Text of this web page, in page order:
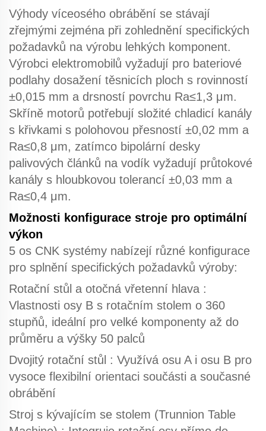
Výhody víceosého obrábění se stávají
zřejmými zejména při zohlednění specifických
požadavků na výrobu lehkých komponent.
Výrobci elektromobilů vyžadují pro bateriové
podlahy dosažení těsnicích ploch s rovinností
±0,015 mm a drsností povrchu Ra≤1,3 μm.
Skříně motorů potřebují složité chladicí kanály
s křivkami s polohovou přesností ±0,02 mm a
Ra≤0,8 μm, zatímco bipolární desky
palivových článků na vodík vyžadují průtokové
kanály s hloubkovou tolerancí ±0,03 mm a
Ra≤0,4 μm.
Možnosti konfigurace stroje pro optimální
výkon
5 os CNK systémy nabízejí různé konfigurace
pro splnění specifických požadavků výroby:
Rotační stůl a otočná vřetenní hlava :
Vlastnosti osy B s rotačním stolem o 360
stupňů, ideální pro velké komponenty až do
průměru a výšky 50 palců
Dvojitý rotační stůl : Využívá osu A i osu B pro
vysoce flexibilní orientaci součásti a současné
obrábění
Stroj s kývajícím se stolem (Trunnion Table